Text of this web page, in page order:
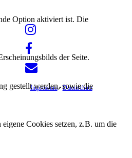
Impressum•Datenschutz
Option aktiviert ist. Die
der Seite.
gestellt werden, sowie die
Cookies setzen, z.B. um die